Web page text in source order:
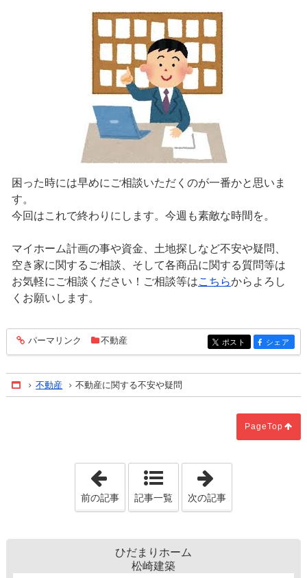
困った時には早めにご相談いただくのが一番かと思いま
す。
今回はこれで終わりにします。今週も素敵な時間を。
マイホーム計画の事や資金、土地探しなど不安や疑問、
空き家に関するご相談、そして各商品に関する質問等は
お気軽にご相談ください！ご相談等はこちらからよろし
くお願いします。
entry1166
パーマリンク 不動産 entry1166
ポスト entry1166
シェア
Home
不動産 不動産に関する不安や疑問
PageTop
「こどもみらい住宅支援事業」
前の記事 記事一覧 次の記事
ひだまりホーム
松崎建築